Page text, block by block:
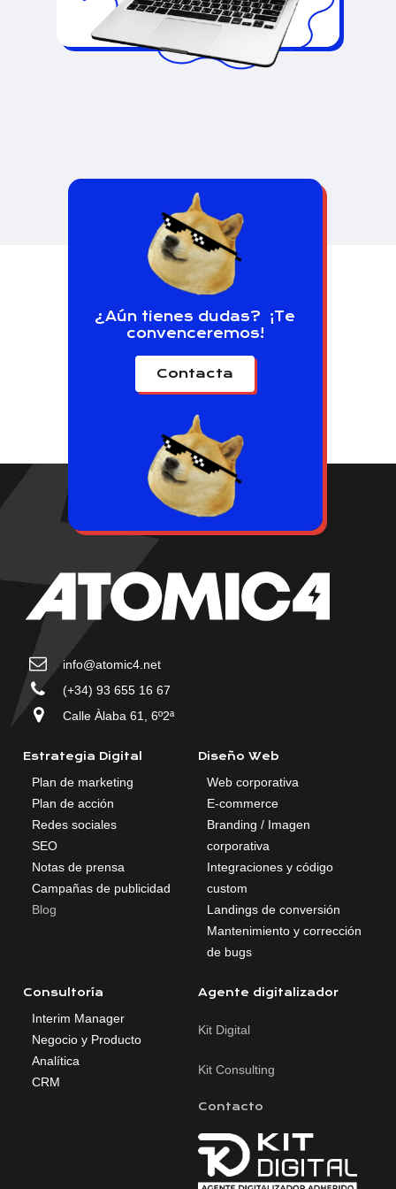
¿Aún tienes dudas? ¡Te
convenceremos!
Contacta
info@atomic4.net
(+34) 93 655 16 67
Calle Àlaba 61, 6º2ª
Estrategia Digital
Plan de marketing
Plan de acción
Redes sociales
SEO
Notas de prensa
Campañas de publicidad
Blog
Diseño Web
Web corporativa
E-commerce
Branding / Imagen
corporativa
Integraciones y código
custom
Landings de conversión
Mantenimiento y corrección
de bugs
Consultoría
Interim Manager
Negocio y Producto
Analítica
CRM
Agente digitalizador
Kit Digital
Kit Consulting
Contacto